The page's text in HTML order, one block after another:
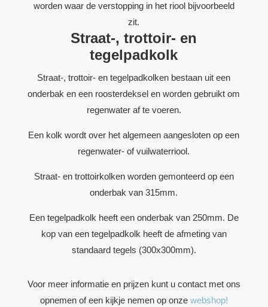
worden waar de verstopping in het riool bijvoorbeeld
zit.
Straat-, trottoir- en
tegelpadkolk
Straat-, trottoir- en tegelpadkolken bestaan uit een
onderbak en een roosterdeksel en worden gebruikt om
regenwater af te voeren.
Een kolk wordt over het algemeen aangesloten op een
regenwater- of vuilwaterriool.
Straat- en trottoirkolken worden gemonteerd op een
onderbak van 315mm.
Een tegelpadkolk heeft een onderbak van 250mm. De
kop van een tegelpadkolk heeft de afmeting van
standaard tegels (300x300mm).
Voor meer informatie en prijzen kunt u contact met ons
opnemen of een kijkje nemen op onze webshop!